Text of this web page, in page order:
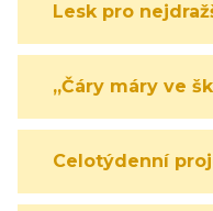
Lesk pro
„Čáry máry ve
Celotýdenní